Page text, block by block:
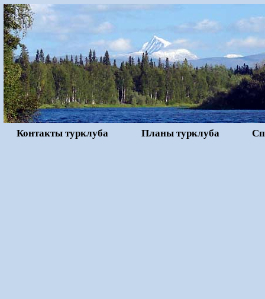
Контакты турклуба Планы турклуба